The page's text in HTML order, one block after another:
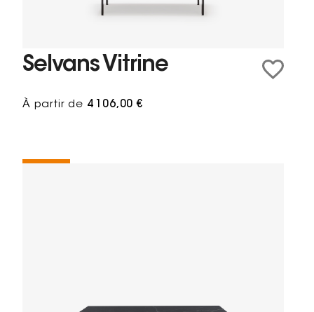
Selvans Vitrine
À partir de 4 106,00 €